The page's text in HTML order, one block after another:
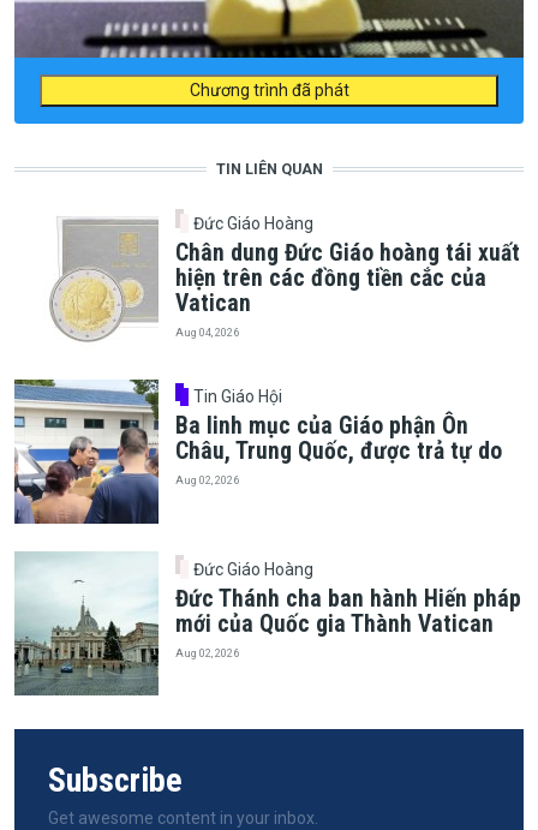
Chương trình đã phát
TIN LIÊN QUAN
Đức Giáo Hoàng
Chân dung Đức Giáo hoàng tái xuất
hiện trên các đồng tiền cắc của
Vatican
Aug 04, 2026
Tin Giáo Hội
Ba linh mục của Giáo phận Ôn
Châu, Trung Quốc, được trả tự do
Aug 02, 2026
Đức Giáo Hoàng
Đức Thánh cha ban hành Hiến pháp
mới của Quốc gia Thành Vatican
Aug 02, 2026
Subscribe
Get awesome content in your inbox.